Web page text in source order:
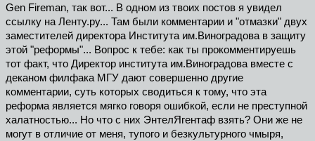
Gen Fireman, так вот... В одном из твоих постов я увидел
ссылку на Ленту.ру... Там были комментарии и "отмазки" двух
заместителей директора Института им.Виноградова в защиту
этой "реформы"... Вопрос к тебе: как ты прокомментируешь
тот факт, что Директор института им.Виноградова вместе с
деканом филфака МГУ дают совершенно другие
комментарии, суть которых сводиться к тому, что эта
реформа является мягко говоря ошибкой, если не преступной
халатностью... Но что с них ЭнтелЯгентаф взять? Они же не
могут в отличие от меня, тупого и безкультурного чмыря,